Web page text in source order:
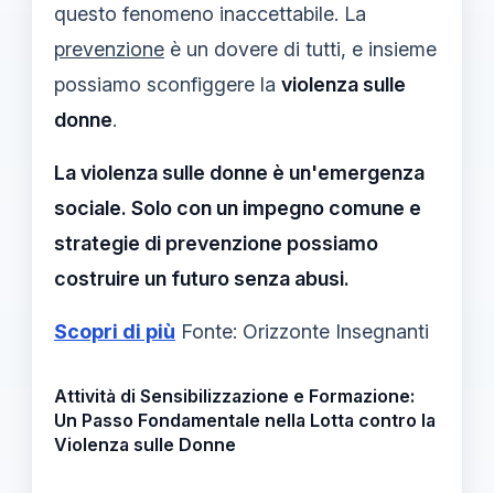
questo fenomeno inaccettabile. La
prevenzione è un dovere di tutti, e insieme
possiamo sconfiggere la violenza sulle
donne.
La violenza sulle donne è un'emergenza
sociale. Solo con un impegno comune e
strategie di prevenzione possiamo
costruire un futuro senza abusi.
Scopri di più Fonte: Orizzonte Insegnanti
Attività di Sensibilizzazione e Formazione:
Un Passo Fondamentale nella Lotta contro la
Violenza sulle Donne